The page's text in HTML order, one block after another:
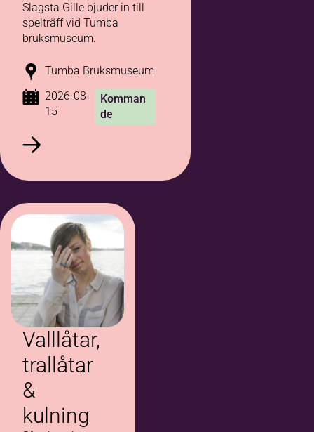
Slagsta Gille bjuder in till
spelträff vid Tumba
bruksmuseum.
Tumba Bruksmuseum
2026-08-
15
Komman
de
Valllåtar,
trallåtar
&
kulning